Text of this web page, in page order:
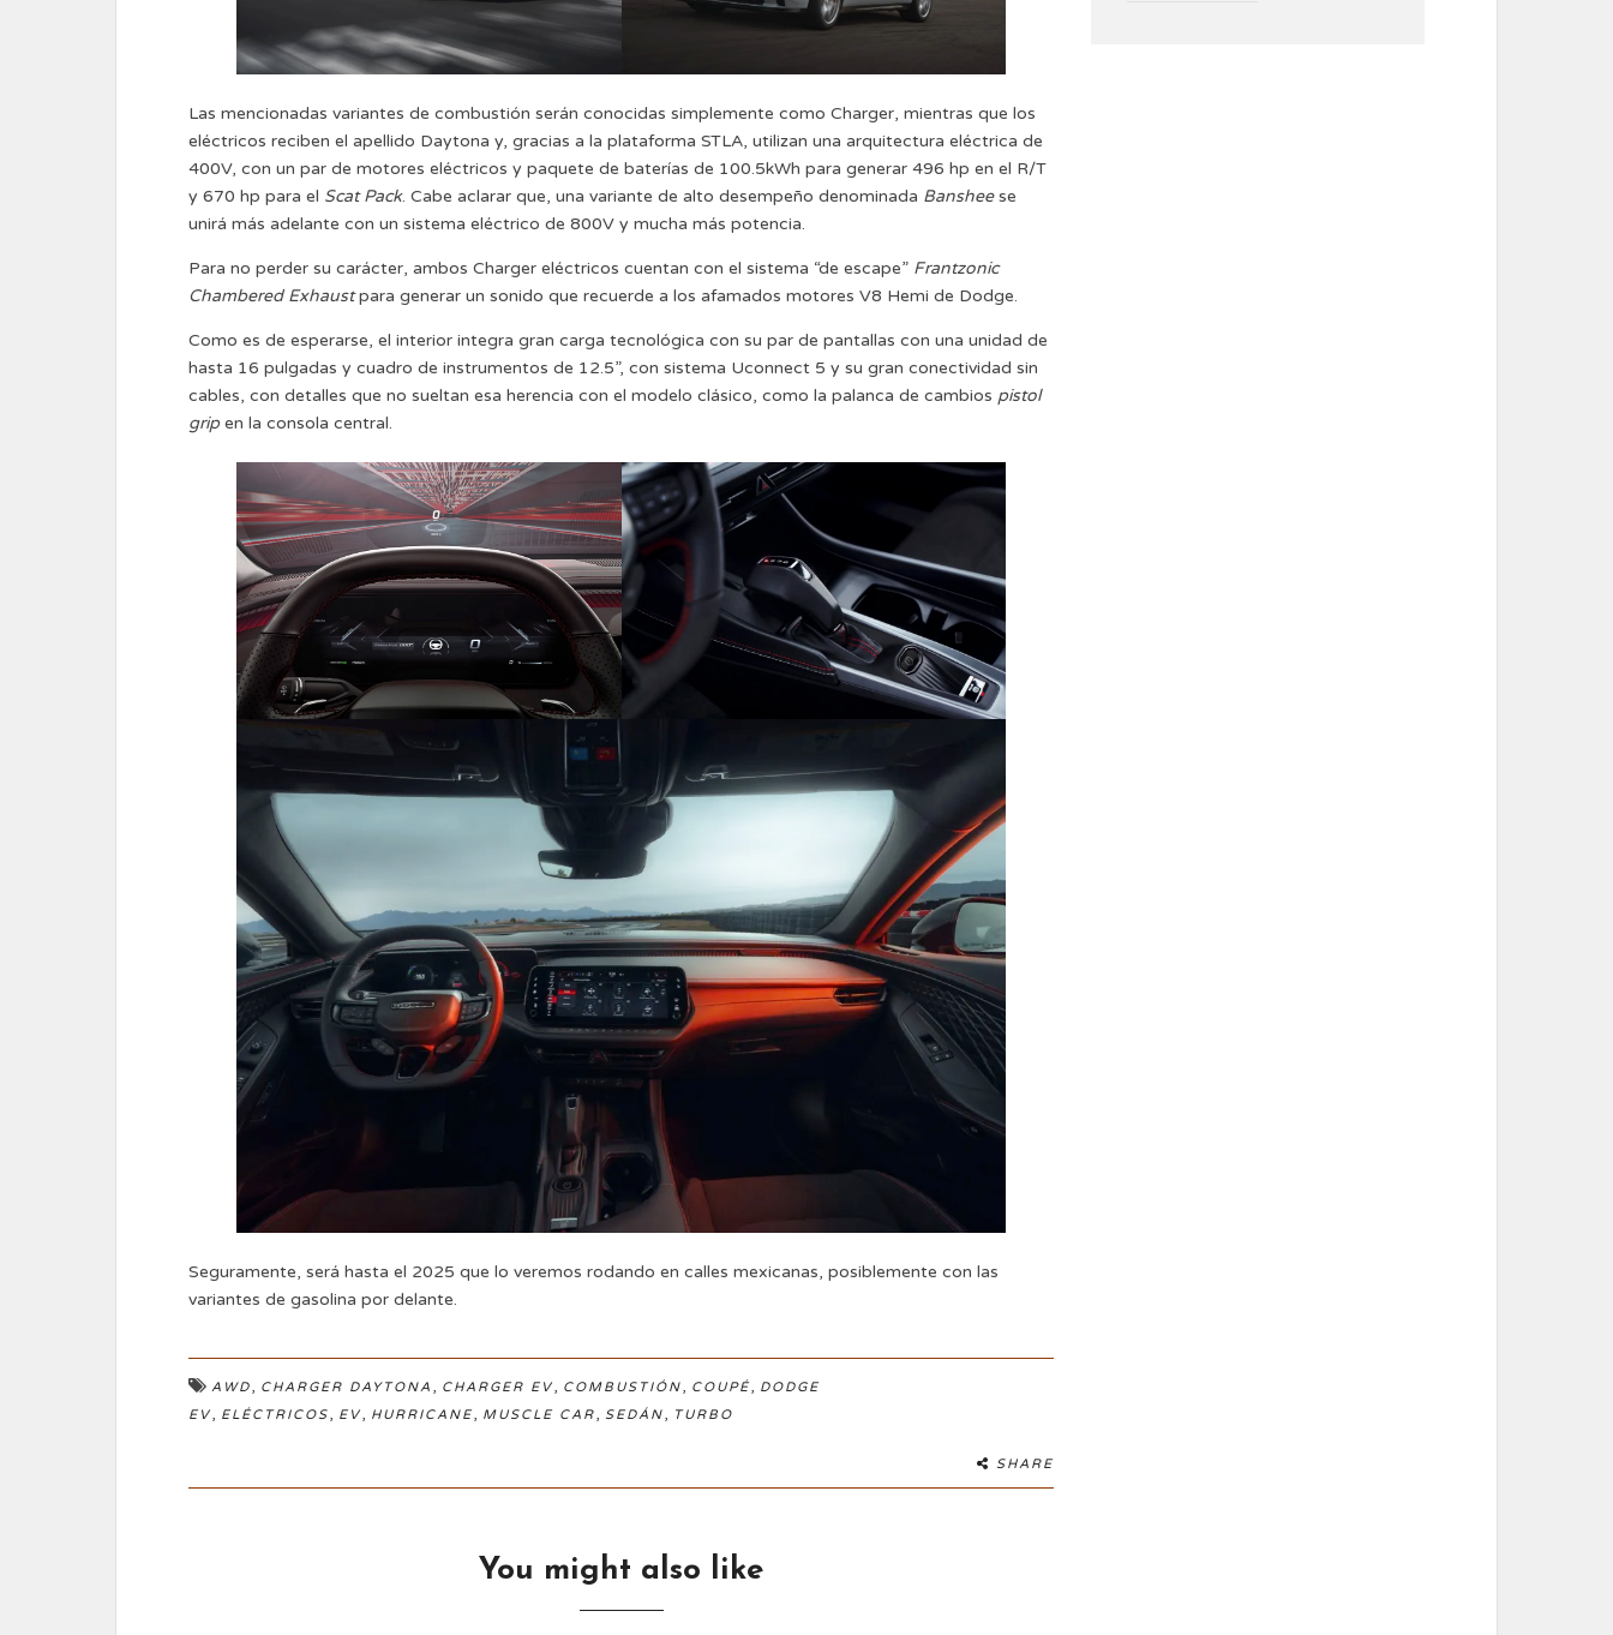
Las mencionadas variantes de combustión serán conocidas simplemente como Charger, mientras que los
eléctricos reciben el apellido Daytona y, gracias a la plataforma STLA, utilizan una arquitectura eléctrica de
400V, con un par de motores eléctricos y paquete de baterías de 100.5kWh para generar 496 hp en el R/T
y 670 hp para el Scat Pack. Cabe aclarar que, una variante de alto desempeño denominada Bansheese
unirá más adelante con un sistema eléctrico de 800V y mucha más potencia.
Para no perder su carácter, ambos Charger eléctricos cuentan con el sistema “de escape” Frantzonic
Chambered Exhaustpara generar un sonido que recuerde a los afamados motores V8 Hemi de Dodge.
Como es de esperarse, el interior integra gran carga tecnológica con su par de pantallas con una unidad de
hasta 16 pulgadas y cuadro de instrumentos de 12.5”, con sistema Uconnect 5 y su gran conectividad sin
cables, con detalles que no sueltan esa herencia con el modelo clásico, como la palanca de cambios pistol
gripen la consola central.
Seguramente, será hasta el 2025 que lo veremos rodando en calles mexicanas, posiblemente con las
variantes de gasolina por delante.
AWD, CHARGER DAYTONA , CHARGER EV, COMBUSTIÓN, COUPÉ, DODGE
EV, ELÉCTRICOS, EV, HURRICANE, MUSCLE CAR, SEDÁN, TURBO
SHARE
You might also like